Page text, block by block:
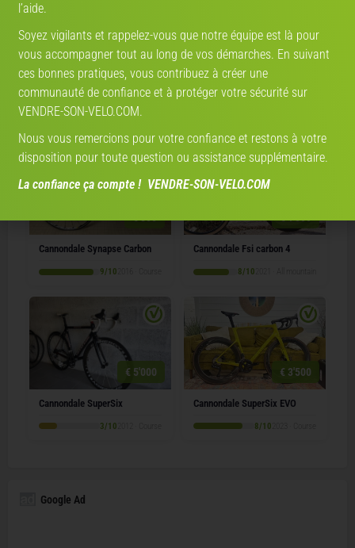
Cannondale Synapse carbone
5/102013 · Course
Cannondale SuperSix EVO
€ 800
Cannondale Synapse Carbon
9/10
€ 1'500
Cannondale Fsi carbon 4
8/10
€ 5'000
Cannondale SuperSix
3/10
€ 3'500
Cannondale SuperSix EVO
8/10
Google Ad
l’aide.
Soyez vigilants et rappelez-vous que notre équipe est là pour
vous accompagner tout au long de vos démarches. En suivant
ces bonnes pratiques, vous contribuez à créer une
communauté de confiance et à protéger votre sécurité sur
VENDRE-SON-VELO.COM.
Nous vous remercions pour votre confiance et restons à votre
disposition pour toute question ou assistance supplémentaire.
La confiance ça compte ! VENDRE-SON-VELO.COM